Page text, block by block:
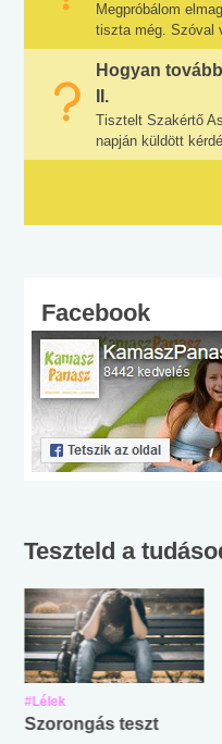
Megpróbálom
tiszta még. Szóval
Hogyan
II.
Tisztelt Szakértő
napján küldött
Facebook
Teszteld a
#Lélek
Szorongás teszt